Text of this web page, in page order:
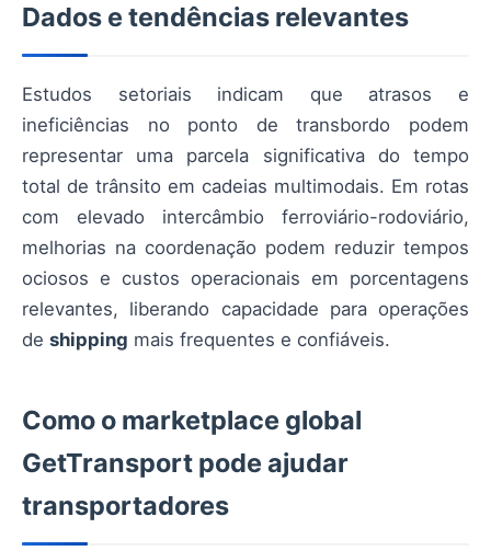
Dados e tendências relevantes
Estudos setoriais indicam que atrasos e
ineficiências no ponto de transbordo podem
representar uma parcela significativa do tempo
total de trânsito em cadeias multimodais. Em rotas
com elevado intercâmbio ferroviário-rodoviário,
melhorias na coordenação podem reduzir tempos
ociosos e custos operacionais em porcentagens
relevantes, liberando capacidade para operações
de shipping mais frequentes e confiáveis.
Como o marketplace global
GetTransport pode ajudar
transportadores